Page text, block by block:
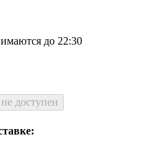
до 22:30
доступен